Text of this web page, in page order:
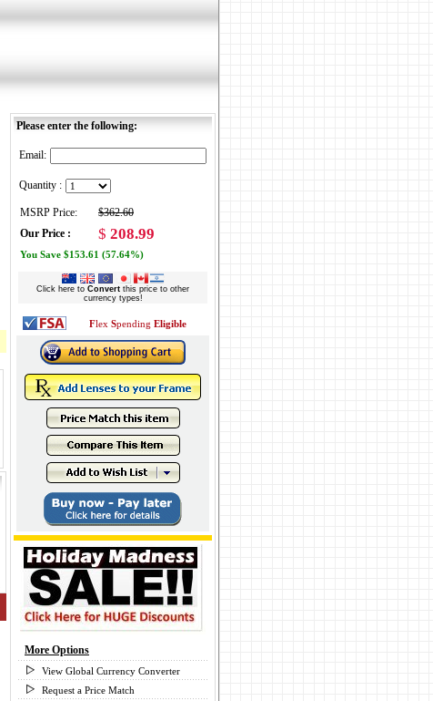
Please enter the following:
Email:
Quantity :
MSRP Price:
$362.60
Our Price :
$ 208.99
You Save $153.61 (57.64%)
Click here to Convert this price to other
currency types!
Flex Spending Eligible
More Options
View Global Currency Converter
Request a Price Match